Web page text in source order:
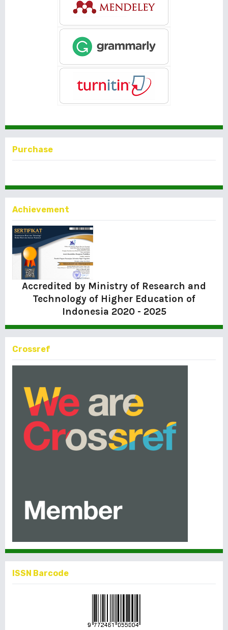
Purchase
Achievement
Accredited by Ministry of Research and
Technology of Higher Education of
Indonesia 2020 - 2025
Crossref
ISSN Barcode